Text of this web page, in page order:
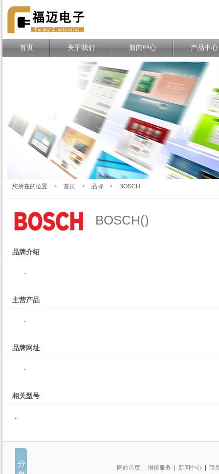
TE、MOLEX、DELPHI连接
器一站式分销商
首页 关于我们 新闻中心 产品中心
您所在的位置 > 首页 > 品牌 > BOSCH
BOSCH()
品牌介绍
-
主营产品
-
品牌网址
-
相关型号
-
网站首页 增值服务 新闻中心 联